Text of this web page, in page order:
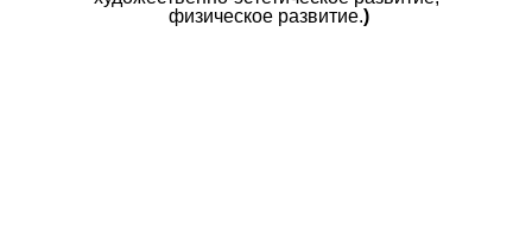
физическое развитие.)